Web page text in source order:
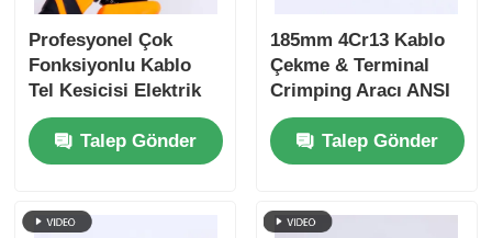
SON KESME PENSELERİ
Profesyonel Çok
Fonksiyonlu Kablo
Tel Kesicisi Elektrik
İşleri için
Talep Gönder
185mm 4Cr13 Kablo
Çekme & Terminal
Crimping Aracı ANSI
HRC 51-55
Talep Gönder